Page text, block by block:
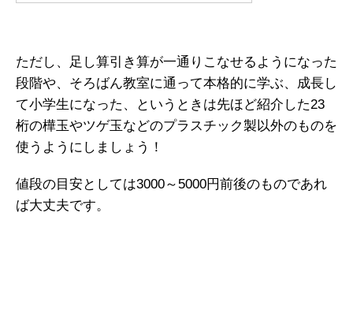
ただし、足し算引き算が一通りこなせるようになった
段階や、そろばん教室に通って本格的に学ぶ、成長し
て小学生になった、というときは先ほど紹介した23
桁の樺玉やツゲ玉などのプラスチック製以外のものを
使うようにしましょう！
値段の目安としては3000～5000円前後のものであれ
ば大丈夫です。